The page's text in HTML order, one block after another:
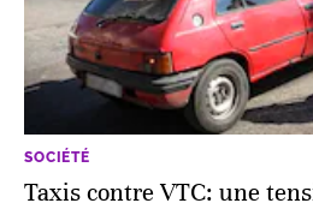
SOCIÉTÉ
Taxis contre VTC: une